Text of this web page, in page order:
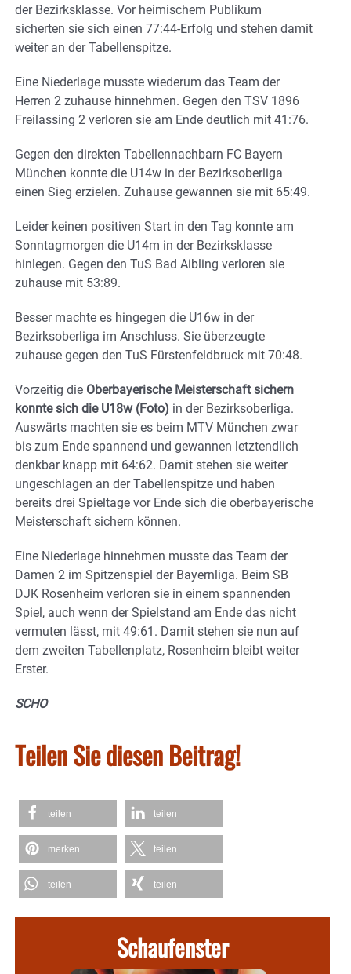
der Bezirksklasse. Vor heimischem Publikum
sicherten sie sich einen 77:44-Erfolg und stehen damit
weiter an der Tabellenspitze.
Eine Niederlage musste wiederum das Team der
Herren 2 zuhause hinnehmen. Gegen den TSV 1896
Freilassing 2 verloren sie am Ende deutlich mit 41:76.
Gegen den direkten Tabellennachbarn FC Bayern
München konnte die U14w in der Bezirksoberliga
einen Sieg erzielen. Zuhause gewannen sie mit 65:49.
Leider keinen positiven Start in den Tag konnte am
Sonntagmorgen die U14m in der Bezirksklasse
hinlegen. Gegen den TuS Bad Aibling verloren sie
zuhause mit 53:89.
Besser machte es hingegen die U16w in der
Bezirksoberliga im Anschluss. Sie überzeugte
zuhause gegen den TuS Fürstenfeldbruck mit 70:48.
Vorzeitig die Oberbayerische Meisterschaft sichern
konnte sich die U18w (Foto) in der Bezirksoberliga.
Auswärts machten sie es beim MTV München zwar
bis zum Ende spannend und gewannen letztendlich
denkbar knapp mit 64:62. Damit stehen sie weiter
ungeschlagen an der Tabellenspitze und haben
bereits drei Spieltage vor Ende sich die oberbayerische
Meisterschaft sichern können.
Eine Niederlage hinnehmen musste das Team der
Damen 2 im Spitzenspiel der Bayernliga. Beim SB
DJK Rosenheim verloren sie in einem spannenden
Spiel, auch wenn der Spielstand am Ende das nicht
vermuten lässt, mit 49:61. Damit stehen sie nun auf
dem zweiten Tabellenplatz, Rosenheim bleibt weiter
Erster.
SCHO
Teilen Sie diesen Beitrag!
teilen teilen
merken teilen
teilen teilen
Schaufenster